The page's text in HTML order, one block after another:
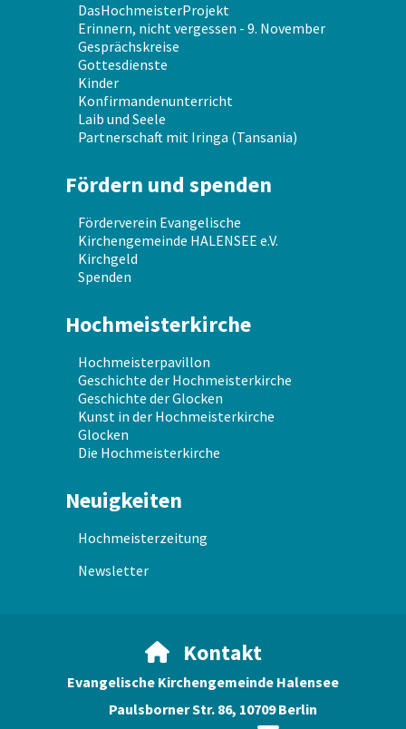
DasHochmeisterProjekt
Erinnern, nicht vergessen - 9. November
Gesprächskreise
Gottesdienste
Kinder
Konfirmandenunterricht
Laib und Seele
Partnerschaft mit Iringa (Tansania)
Fördern und spenden
Förderverein Evangelische
Kirchengemeinde HALENSEE e.V.
Kirchgeld
Spenden
Hochmeisterkirche
Hochmeisterpavillon
Geschichte der Hochmeisterkirche
Geschichte der Glocken
Kunst in der Hochmeisterkirche
Glocken
Die Hochmeisterkirche
Neuigkeiten
Hochmeisterzeitung
Newsletter
Kontakt
Evangelische Kirchengemeinde Halensee
Paulsborner Str. 86, 10709 Berlin